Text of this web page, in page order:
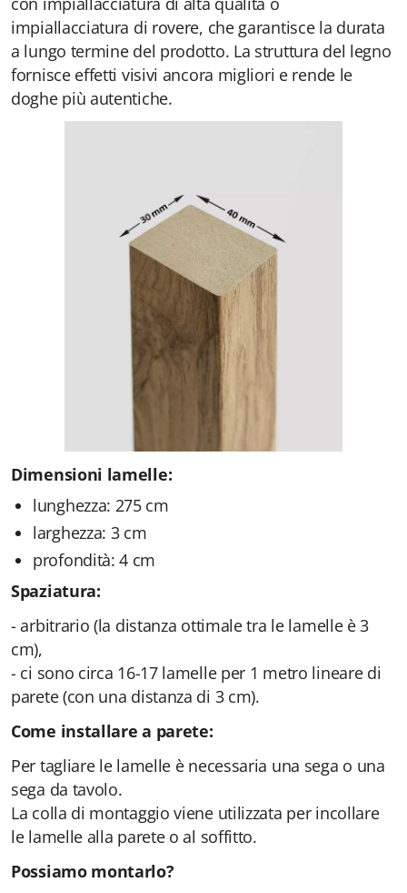
impiallacciatura di rovere, che garantisce la durata
a lungo termine del prodotto. La struttura del legno
fornisce effetti visivi ancora migliori e rende le
doghe più autentiche.
Dimensioni lamelle:
lunghezza: 275 cm
larghezza: 3 cm
profondità: 4 cm
Spaziatura:
- arbitrario (la distanza ottimale tra le lamelle è 3
cm),
- ci sono circa 16-17 lamelle per 1 metro lineare di
parete (con una distanza di 3 cm).
Come installare a parete:
Per tagliare le lamelle è necessaria una sega o una
sega da tavolo.
La colla di montaggio viene utilizzata per incollare
le lamelle alla parete o al soffitto.
Possiamo montarlo?